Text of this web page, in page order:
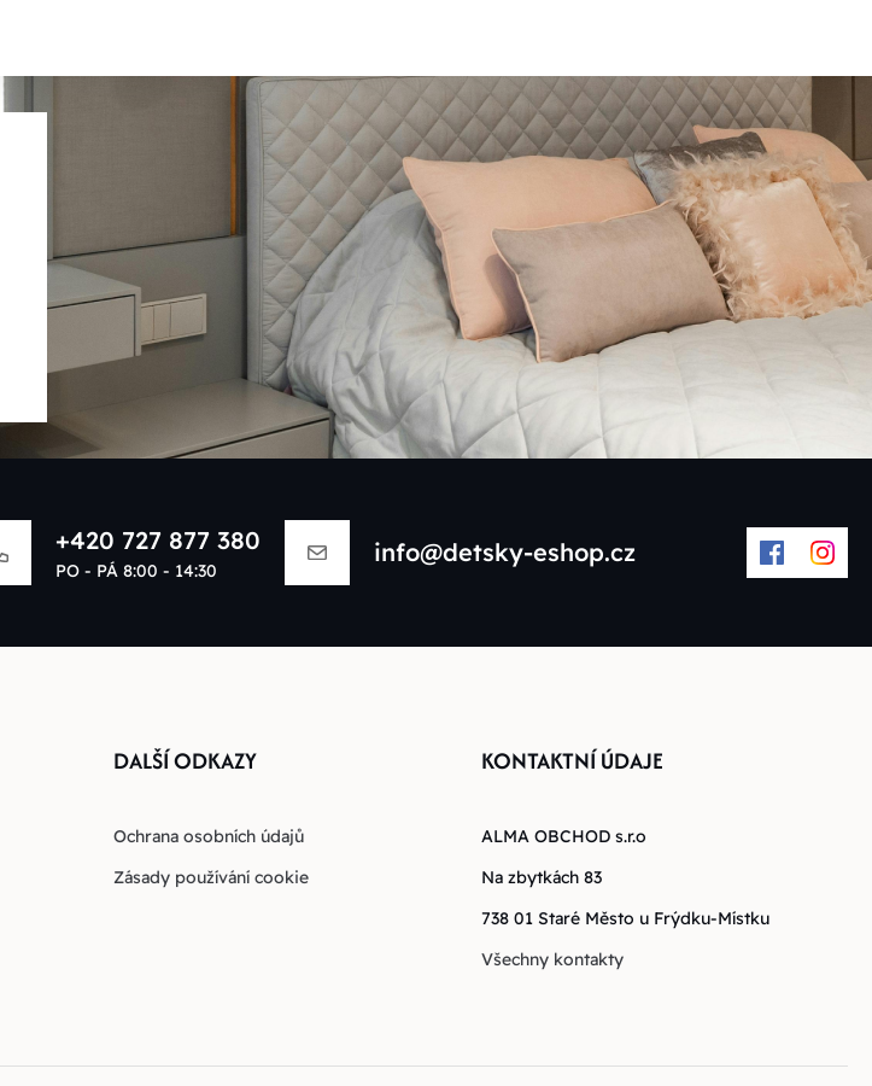
+420 727 877 380
PO - PÁ 8:00 - 14:30
info@detsky-eshop.cz
DALŠÍ ODKAZY
Ochrana osobních údajů
Zásady používání cookie
KONTAKTNÍ ÚDAJE
ALMA OBCHOD s.r.o
Na zbytkách 83
738 01 Staré Město u Frýdku-Místku
Všechny kontakty